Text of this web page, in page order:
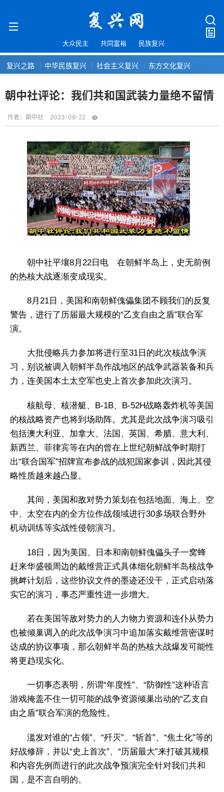
大众民主 共同富裕 民族复兴
复兴之路 中华民族复兴 社会主义复兴 东方文化复兴
朝中社评论：我们共和国武装力量绝不留情
作者： 朝中社 2023-08-22
朝中社平壤8月22日电 在朝鲜半岛上，史无前例
的热核大战逐渐变成现实。
8月21日，美国和南朝鲜傀儡集团不顾我们的反复
警告，进行了历届最大规模的“乙支自由之盾”联合军
演。
大批侵略兵力参加将进行至31日的此次核战争演
习，别说被调入朝鲜半岛作战地区的战争武器装备和兵
力，连美国本土太空军也史上首次参加此次演习。
核航母、核潜艇、B-1B、B-52H战略轰炸机等美国
的核战略资产也将到场助阵。尤其是此次战争演习吸引
包括澳大利亚、加拿大、法国、英国、希腊、意大利、
新西兰、菲律宾等在内的曾在上世纪朝鲜战争时期打
出“联合国军”招牌宣布参战的战犯国家参训，因此其侵
略性质越来越凸显。
其间，美国和敌对势力策划在包括地面、海上、空
中、太空在内的全方位作战领域进行30多场联合野外
机动训练等实战性侵朝演习。
18日，因为美国、日本和南朝鲜傀儡头子一窝蜂
赶来华盛顿周边的戴维营正式具体细化朝鲜半岛核战争
挑衅计划后，这些协议文件的墨迹还没干，正式启动落
实它的演习，事态严重性进一步增大。
若在美国等敌对势力的人力物力资源和连仆从势力
也被倾巢调入的此次战争演习中追加落实戴维营密谋时
达成的协议事项，那么朝鲜半岛的热核大战爆发可能性
将更趋现实化。
一切事态表明，所谓“年度性”、“防御性”这种语言
游戏掩盖不住一切可能的战争资源倾巢出动的“乙支自
由之盾”联合军演的危险性。
滥发对谁的“占领”、“歼灭”、“斩首”、“焦土化”等的
好战修辞，并以“史上首次”、“历届最大”来打破其规模
和内容先例而进行的此次战争预演完全针对我们共和
国，是不言自明的。